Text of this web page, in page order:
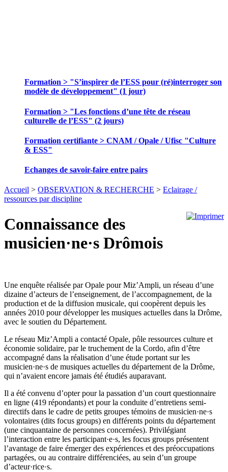
Formation > "S’inspirer de l’ESS pour (ré)interroger son
modèle de développement" (1 jour)
Formation > "Les fonctions d’une tête de réseau
culturelle de l’ESS" (2 jours)
Formation certifiante > CNAM / Opale / Ufisc "Culture
& ESS"
Echanges de savoir-faire entre pairs
Accueil > OBSERVATION & RECHERCHE > Eclairage /
ressources par discipline
Connaissance des
musicien·ne·s Drômois
Une enquête réalisée par Opale pour Miz’Ampli, un réseau d’une
dizaine d’acteurs de l’enseignement, de l’accompagnement, de la
production et de la diffusion musicale, qui coopèrent depuis les
années 2010 pour développer les musiques actuelles dans la Drôme,
avec le soutien du Département.
Le réseau Miz’Ampli a contacté Opale, pôle ressources culture et
économie solidaire, par le truchement de la Cordo, afin d’être
accompagné dans la réalisation d’une étude portant sur les
musicien·ne·s de musiques actuelles du département de la Drôme,
qui n’avaient encore jamais été étudiés auparavant.
Il a été convenu d’opter pour la passation d’un court questionnaire
en ligne (419 répondants) et pour la conduite d’entretiens semi-
directifs dans le cadre de petits groupes témoins de musicien·ne·s
volontaires (dits focus groups) en différents points du département
(une cinquantaine de personnes concernées). Privilégiant
l’interaction entre les participant·e·s, les focus groups présentent
l’avantage de faire émerger des expériences et des préoccupations
partagées, ou au contraire différenciées, au sein d’un groupe
d’acteur·rice·s.